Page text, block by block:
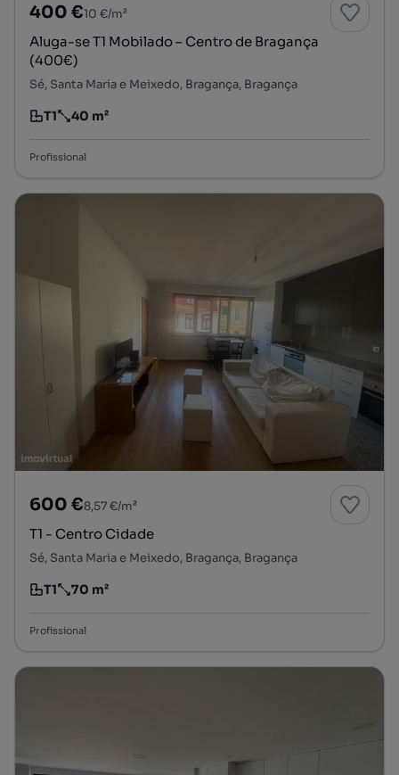
400 €10 €/m²
Aluga-se T1 Mobilado – Centro de Bragança
(400€)
Sé, Santa Maria e Meixedo, Bragança, Bragança
Tipologia
T1
Preço por metro quadrado
40 m²
Profissional
600 €8,57 €/m²
T1 - Centro Cidade
Sé, Santa Maria e Meixedo, Bragança, Bragança
Tipologia
T1
Preço por metro quadrado
70 m²
Profissional